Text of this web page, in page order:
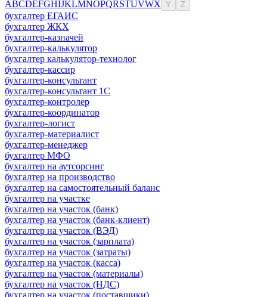
ABCDEFGHIJKLMNOPQRSTUVWX Y Z
бухгалтер ЕГАИС
бухгалтер ЖКХ
бухгалтер-казначей
бухгалтер-калькулятор
бухгалтер калькулятор-технолог
бухгалтер-кассир
бухгалтер-консультант
бухгалтер-консультант 1С
бухгалтер-контролер
бухгалтер-координатор
бухгалтер-логист
бухгалтер-материалист
бухгалтер-менеджер
бухгалтер МФО
бухгалтер на аутсорсинг
бухгалтер на производство
бухгалтер на самостоятельный баланс
бухгалтер на участке
бухгалтер на участок (банк)
бухгалтер на участок (банк-клиент)
бухгалтер на участок (ВЭД)
бухгалтер на участок (зарплата)
бухгалтер на участок (затраты)
бухгалтер на участок (касса)
бухгалтер на участок (материалы)
бухгалтер на участок (НДС)
бухгалтер на участок (поставщики)